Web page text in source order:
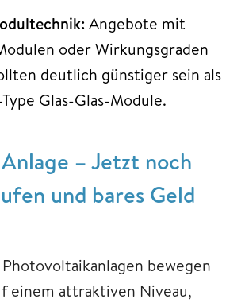
Angebote mit
oder Wirkungsgraden
deutlich günstiger sein als
Glas-Glas-Module.
– Jetzt noch
und bares Geld
bewegen
einem attraktiven Niveau,